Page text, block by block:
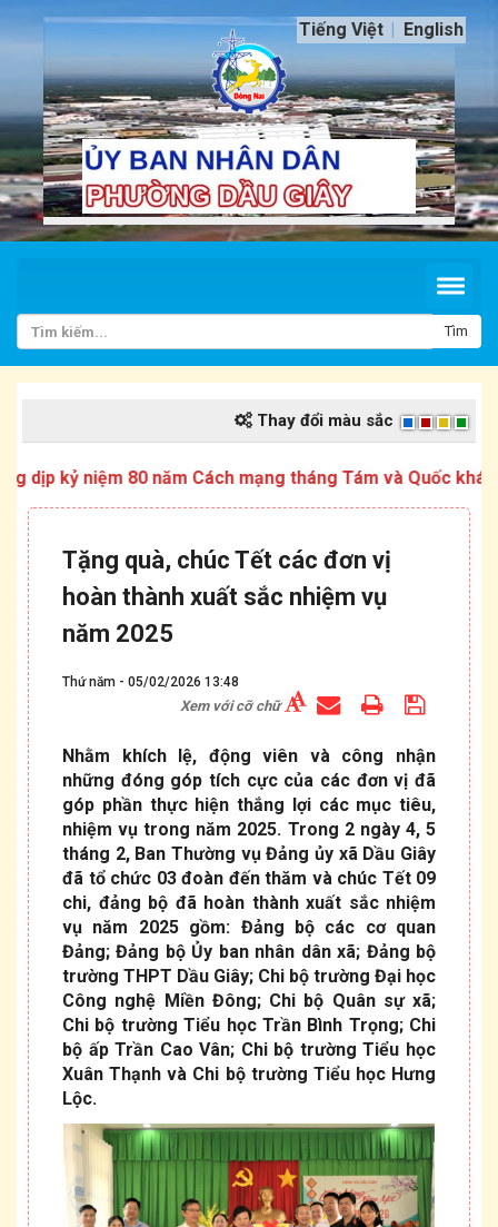
Tiếng Việt English
Tìm
Thay đổi màu sắc
kỷ niệm 80 năm Cách mạng tháng Tám và Quốc khánh 2/9
Tặng quà, chúc Tết các đơn vị
hoàn thành xuất sắc nhiệm vụ
năm 2025
Thứ năm - 05/02/2026 13:48
Xem với cỡ chữ
Nhằm khích lệ, động viên và công nhận
những đóng góp tích cực của các đơn vị đã
góp phần thực hiện thắng lợi các mục tiêu,
nhiệm vụ trong năm 2025. Trong 2 ngày 4, 5
tháng 2, Ban Thường vụ Đảng ủy xã Dầu Giây
đã tổ chức 03 đoàn đến thăm và chúc Tết 09
chi, đảng bộ đã hoàn thành xuất sắc nhiệm
vụ năm 2025 gồm: Đảng bộ các cơ quan
Đảng; Đảng bộ Ủy ban nhân dân xã; Đảng bộ
trường THPT Dầu Giây; Chi bộ trường Đại học
Công nghệ Miền Đông; Chi bộ Quân sự xã;
Chi bộ trường Tiểu học Trần Bình Trọng; Chi
bộ ấp Trần Cao Vân; Chi bộ trường Tiểu học
Xuân Thạnh và Chi bộ trường Tiểu học Hưng
Lộc.